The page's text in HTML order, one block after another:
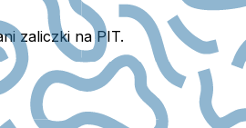
zaliczki na PIT.